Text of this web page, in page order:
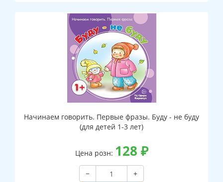
Начинаем говорить. Первые фразы. Буду - не буду
(для детей 1-3 лет)
Цена розн: 128 ₽
−
+